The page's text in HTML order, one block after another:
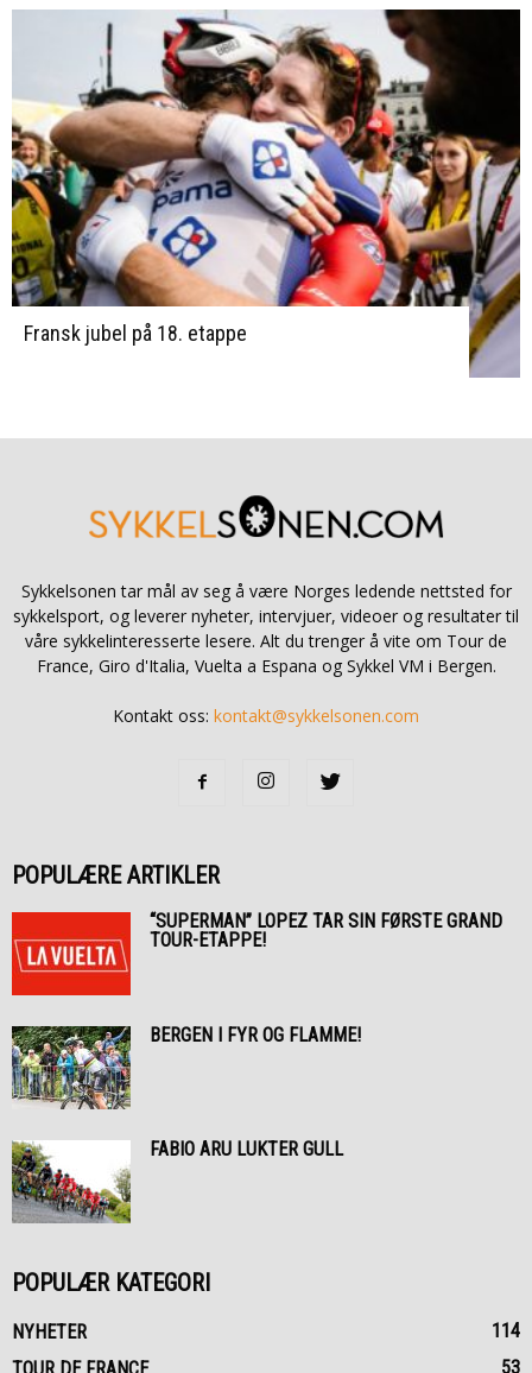
Fransk jubel på 18. etappe
Sykkelsonen tar mål av seg å være Norges ledende nettsted for
sykkelsport, og leverer nyheter, intervjuer, videoer og resultater til
våre sykkelinteresserte lesere. Alt du trenger å vite om Tour de
France, Giro d'Italia, Vuelta a Espana og Sykkel VM i Bergen.
Kontakt oss: kontakt@sykkelsonen.com
POPULÆRE ARTIKLER
“SUPERMAN” LOPEZ TAR SIN FØRSTE GRAND
TOUR-ETAPPE!
BERGEN I FYR OG FLAMME!
FABIO ARU LUKTER GULL
POPULÆR KATEGORI
NYHETER
114
53